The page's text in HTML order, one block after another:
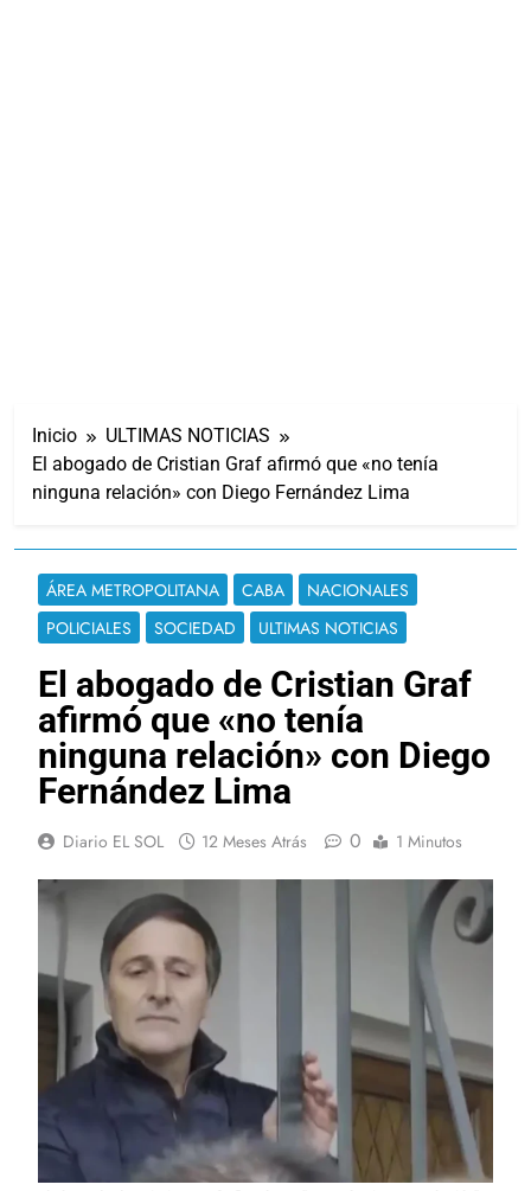
Inicio
ULTIMAS NOTICIAS
El abogado de Cristian Graf afirmó que «no tenía
ninguna relación» con Diego Fernández Lima
ÁREA METROPOLITANA CABA
NACIONALES
POLICIALES
SOCIEDAD ULTIMAS NOTICIAS
El abogado de Cristian Graf
afirmó que «no tenía
ninguna relación» con Diego
Fernández Lima
Diario EL SOL 12 Meses Atrás 0 1 Minutos